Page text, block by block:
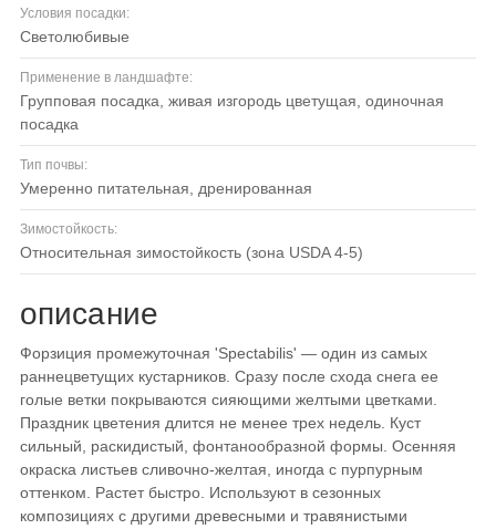
Условия посадки:
светолюбивые
Применение в ландшафте:
групповая посадка, живая изгородь цветущая, одиночная
посадка
Тип почвы:
умеренно питательная, дренированная
Зимостойкость:
относительная зимостойкость (зона USDA 4-5)
описание
Форзиция промежуточная 'Spectabilis' — один из самых
раннецветущих кустарников. Сразу после схода снега ее
голые ветки покрываются сияющими желтыми цветками.
Праздник цветения длится не менее трех недель. Куст
сильный, раскидистый, фонтанообразной формы. Осенняя
окраска листьев сливочно-желтая, иногда с пурпурным
оттенком. Растет быстро. Используют в сезонных
композициях с другими древесными и травянистыми